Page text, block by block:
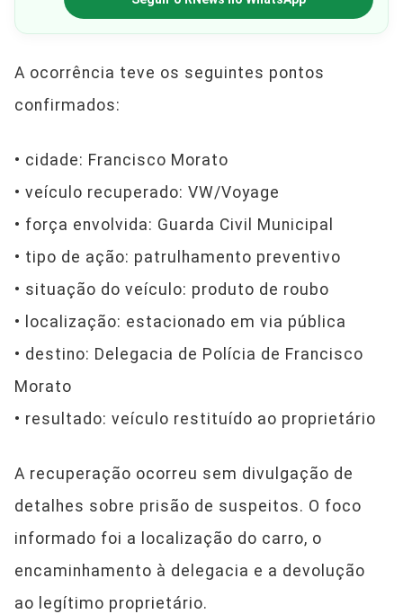
A ocorrência teve os seguintes pontos
confirmados:
• cidade: Francisco Morato
• veículo recuperado: VW/Voyage
• força envolvida: Guarda Civil Municipal
• tipo de ação: patrulhamento preventivo
• situação do veículo: produto de roubo
• localização: estacionado em via pública
• destino: Delegacia de Polícia de Francisco
Morato
• resultado: veículo restituído ao proprietário
A recuperação ocorreu sem divulgação de
detalhes sobre prisão de suspeitos. O foco
informado foi a localização do carro, o
encaminhamento à delegacia e a devolução
ao legítimo proprietário.